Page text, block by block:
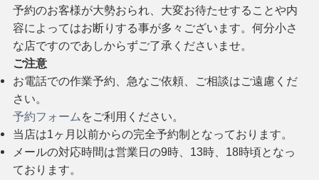
予約のお客様が大勢おられ、大変お待たせすることや内
容によってはお断りする事が多々ございます。何分小さ
な店ですのであしからずご了承くださいませ。
ご注意
お電話での作業予約、急なご依頼、ご相談はご遠慮くだ
さい。
予約フォーム をご利用ください。
当店は1ヶ月以前からの完全予約制となっております。
メールの対応時間は営業日の9時、13時、18時頃となっ
ております。